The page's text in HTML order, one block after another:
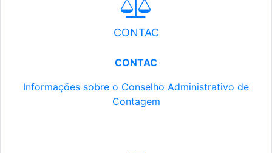
CONTAC
CONTAC
Informações sobre o Conselho Administrativo de
Contagem